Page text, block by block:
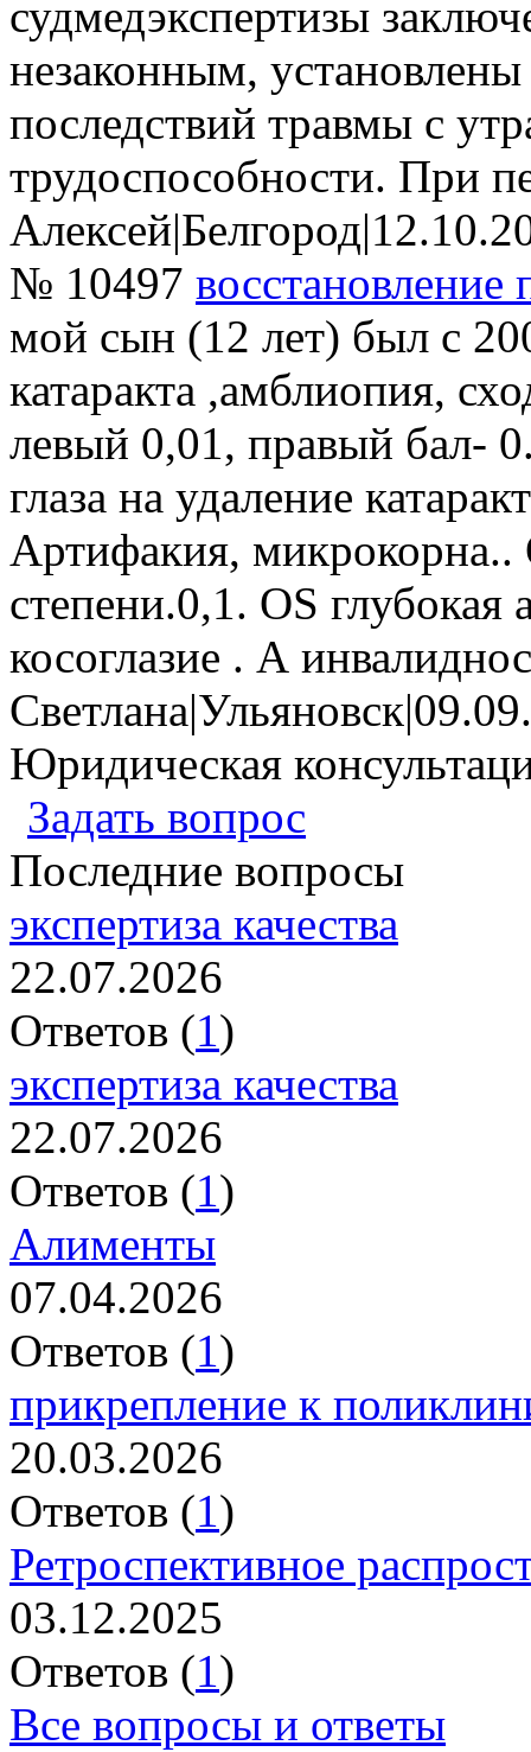
судмедэкспертизы
незаконным,
последствий травмы с
трудоспособности. При
Алексей|Белгород|
№ 10497 восстановление
мой сын (12 лет) был с
катаракта ,амблиопия,
левый 0,01, правый бал-
глаза на удаление
Артифакия,
степени.0,1. OS
косоглазие . А
Светлана|Ульяновск|
Юридическая
Задать вопрос
Последние вопросы
экспертиза качества
22.07.2026
Ответов (1)
экспертиза качества
22.07.2026
Ответов (1)
Алименты
07.04.2026
Ответов (1)
прикрепление к
20.03.2026
Ответов (1)
Ретроспективное
03.12.2025
Ответов (1)
Все вопросы и ответы